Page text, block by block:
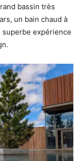
bassin très
un bain chaud à
superbe expérience